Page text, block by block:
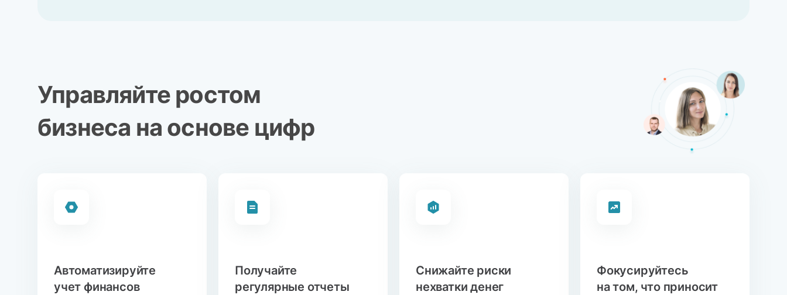
Управляйте ростом
бизнеса на основе цифр
Автоматизируйте
учет финансов
Получайте
регулярные отчеты
Снижайте риски
нехватки денег
Фокусируйтесь
на том, что приносит